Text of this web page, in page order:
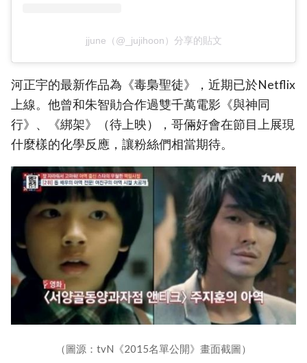
jjune（@_jujihoon）分享的貼文
河正宇的最新作品為《毒梟聖徒》，近期已於Netflix
上線。他曾和朱智勛合作過雙千萬電影《與神同
行》、《綁架》（待上映），哥倆好會在節目上展現
什麼樣的化學反應，讓粉絲們相當期待。
（圖源：tvN《2015名單公開》畫面截圖）